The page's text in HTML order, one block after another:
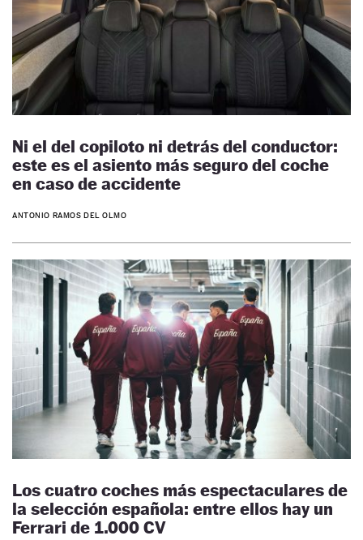
Ni el del copiloto ni detrás del conductor:
este es el asiento más seguro del coche
en caso de accidente
ANTONIO RAMOS DEL OLMO
Los cuatro coches más espectaculares de
la selección española: entre ellos hay un
Ferrari de 1.000 CV